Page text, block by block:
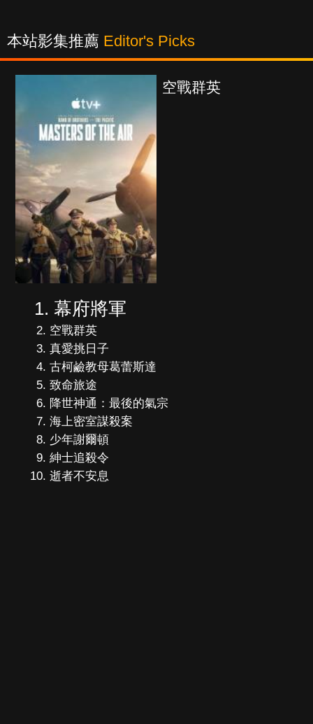
本站影集推薦 Editor's Picks
空戰群英
幕府將軍
空戰群英
真愛挑日子
古柯鹼教母葛蕾斯達
致命旅途
降世神通：最後的氣宗
海上密室謀殺案
少年謝爾頓
紳士追殺令
逝者不安息